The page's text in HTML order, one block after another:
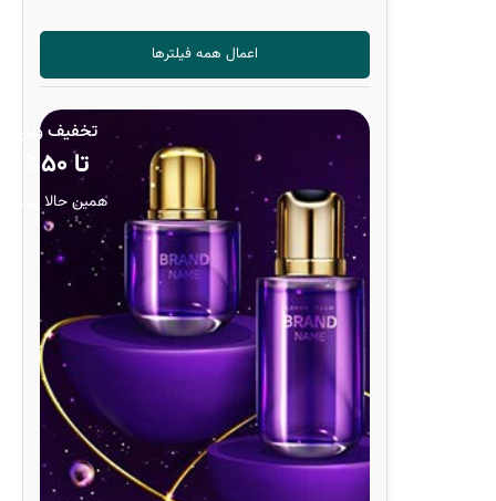
جکس بوگارت هوگو بوس
جنیفر لوپز
بریتنی اسپیرز
آنتونیو
جیانفرانکو فره
اعمال همه فیلترها
تخفیف ویژه
تا 50%
همین حالا ببینید